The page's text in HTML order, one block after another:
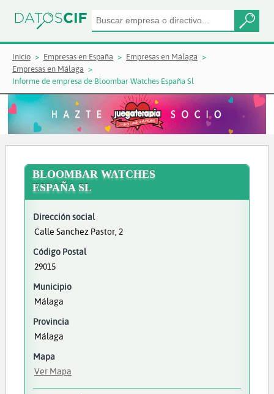
Inicio Empresas en España
Empresas en Málaga
Empresas en Málaga
Informe de empresa de Bloombar Watches España Sl
BLOOMBAR WATCHES
ESPAÑA SL
Dirección social
Calle Sanchez Pastor, 2
Código Postal
29015
Municipio
Málaga
Provincia
Málaga
Mapa
Ver Mapa